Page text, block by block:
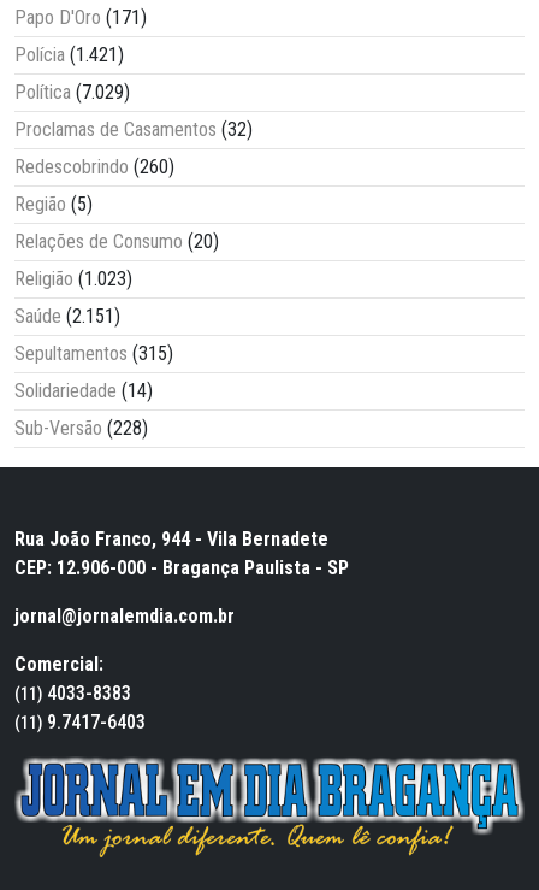
Papo D'Oro (171)
Polícia (1.421)
Política (7.029)
Proclamas de Casamentos (32)
Redescobrindo (260)
Região (5)
Relações de Consumo (20)
Religião (1.023)
Saúde (2.151)
Sepultamentos (315)
Solidariedade (14)
Sub-Versão (228)
Rua João Franco, 944 - Vila Bernadete
CEP: 12.906-000 - Bragança Paulista - SP
jornal@jornalemdia.com.br
Comercial:
(11) 4033-8383
(11) 9.7417-6403